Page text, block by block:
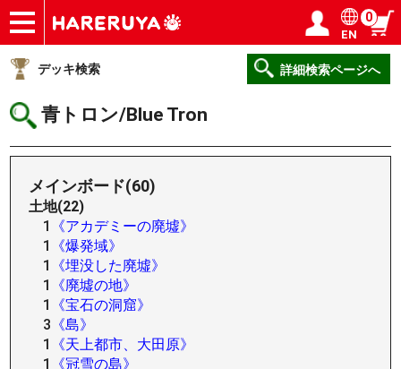
ショップ
買取
記事
デッキ検索
デッキ構築
選手一覧
店舗一覧
イベント
ヘルプ
お問い合わせ ログイン／会員登録
EN
0
デッキ検索 詳細検索ページへ
青トロン/Blue Tron
メインボード(60)
土地(22)
1
《アカデミーの廃墟》
1
《爆発域》
1
《埋没した廃墟》
1
《廃墟の地》
1
《宝石の洞窟》
3 《島》
1
《天上都市、大田原》
1
《冠雪の島》